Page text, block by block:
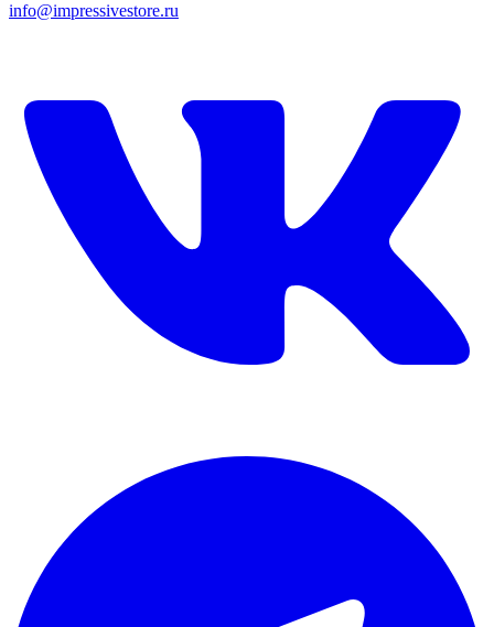
info@impressivestore.ru